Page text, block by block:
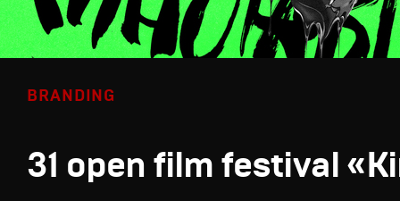
BRANDING
31 open film festival